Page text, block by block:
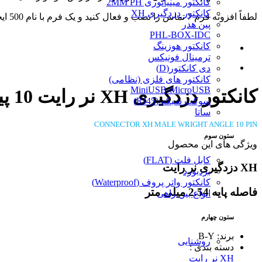
کانکتور دزدگیری XH
پین هدر
PHL-BOX-IDC
کانکتور هوزینگ
ترمینال فونیکس
دی کانکتور(D)
کانکتور های فلزی (نظامی)
MiniUSB-MicroUSB
سوکت شبکه (RJ45)
ساتا
ستون سوم
کابل فلت (FLAT)
بردبورد
کانکتور واتر پروف (Waterproof)
انواع بین راهی
ستون چهارم
روشنایی
لطفاً افزونه فرم 7 تماس را نصب و فعال کنید و یک فرم با نام 500 ایجاد کنید.
کانکتور دزدگیری XH نر رایت 10 پین
CONNECTOR XH MALE WRIGHT ANGLE 10 PIN
ویژگی های این محصول
XH دزدگیری نر رایت
فاصله پایه 2.54 میلی متر
برند: B-Y
دسته بندی :
XH نر رایت